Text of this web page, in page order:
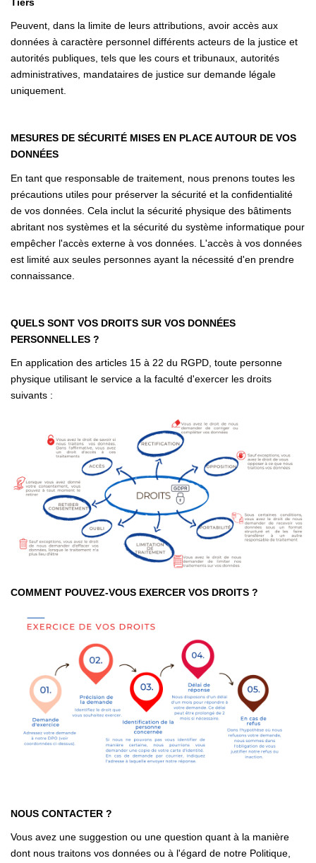
Peuvent, dans la limite de leurs attributions, avoir accès aux
données à caractère personnel différents acteurs de la justice et
autorités publiques, tels que les cours et tribunaux, autorités
administratives, mandataires de justice sur demande légale
uniquement.
MESURES DE SÉCURITÉ MISES EN PLACE AUTOUR DE VOS
DONNÉES
En tant que responsable de traitement, nous prenons toutes les
précautions utiles pour préserver la sécurité et la confidentialité
de vos données. Cela inclut la sécurité physique des bâtiments
abritant nos systèmes et la sécurité du système informatique pour
empêcher l'accès externe à vos données. L'accès à vos données
est limité aux seules personnes ayant la nécessité d'en prendre
connaissance.
QUELS SONT VOS DROITS SUR VOS DONNÉES
PERSONNELLES ?
En application des articles 15 à 22 du RGPD, toute personne
physique utilisant le service a la faculté d'exercer les droits
suivants :
COMMENT POUVEZ-VOUS EXERCER VOS DROITS ?
NOUS CONTACTER ?
Vous avez une suggestion ou une question quant à la manière
dont nous traitons vos données ou à l'égard de notre Politique,